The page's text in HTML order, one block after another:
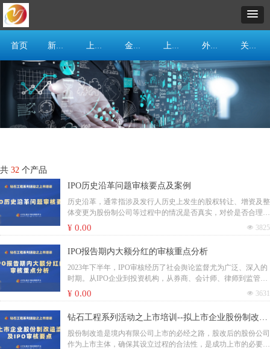
首页 新闻资讯 上市服务 金融产品 上市培训 外企上市 关于我们
共 32 个产品
IPO历史沿革问题审核要点及案例
历史沿革，通常指涉及发行人历史上发生的股权转让、增资及整
体变更为股份制公司等过程中的情况是否真实，对价是否合理，
发行人历次股权变更履行的内部和外部程序是否合法合规，是否
存在纠纷或潜在纠纷。在拟IPO企业的招股说明书中详细的披露
历史沿革，会对企业的设立、股权演变和股份公司设立的内容等
进行阐述。通常通过梳理一家公司的历史沿革就可以了解其前世
今生，所以历史沿革一直以来都受到监管机构的重点关注。
在本次培训中会从股权变动、实控人认定、出资问题，结合相关
案例，来汇总展开分享IPO过程中历史沿革涉及到的具体要求和
审核关注要点，以期对广大企业的日常合规管理和上市准备工作
넶 3825
¥ 0.00
IPO报告期内大额分红的审核重点分析
2023年下半年，IPO审核经历了社会舆论监督尤为广泛、深入的
时期。从IPO企业到投资机构，从券商、会计师、律师到监管部
门，圈内各方都对社会舆情事项比较敏感，为了防止各种舆情发
酵升级，各方经常立刻履行核查程序，进行媒体说明，采取各种
方式回应、澄清公众关注的负面问题。不同的项目，社会舆情针
对的事项虽各有不同，但IPO企业上市前的大额分红问题却是关
注频率相对较高的常见问题。特别是在多个热点案例中，IPO企
业的大额分红都成为了公众质疑的重点。
넶 3631
¥ 0.00
钻石工程系列活动之上市培训--拟上市企业股份制改造
流程及IPO审核要点
股份制改造是境内有限公司上市的必经之路，股改后的股份公司
作为上市主体，确保其设立过程的合法性，是成功上市的必要保